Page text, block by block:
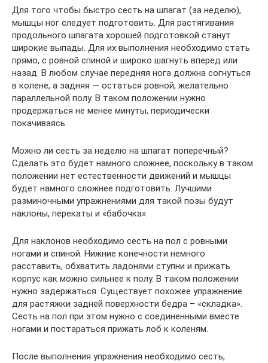
Для того чтобы быстро сесть на шпагат (за неделю),
мышцы ног следует подготовить. Для растягивания
продольного шпагата хорошей подготовкой станут
широкие выпады. Для их выполнения необходимо стать
прямо, с ровной спиной и широко шагнуть вперед или
назад. В любом случае передняя нога должна согнуться
в колене, а задняя — остаться ровной, желательно
параллельной полу. В таком положении нужно
продержаться не менее минуты, периодически
покачиваясь.
Можно ли сесть за неделю на шпагат поперечный?
Сделать это будет намного сложнее, поскольку в таком
положении нет естественности движений и мышцы
будет намного сложнее подготовить. Лучшими
разминочными упражнениями для такой позы будут
наклоны, перекаты и «бабочка».
Для наклонов необходимо сесть на пол с ровными
ногами и спиной. Нижние конечности немного
расставить, обхватить ладонями ступни и прижать
корпус как можно сильнее к полу. В таком положении
нужно задержаться. Существует похожее упражнение
для растяжки задней поверхности бедра – «складка».
Сесть на пол при этом нужно с соединенными вместе
ногами и постараться прижать лоб к коленям.
После выполнения упражнения необходимо сесть,